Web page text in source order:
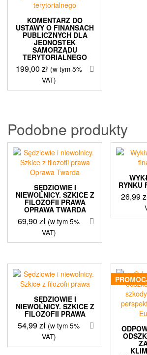
KOMENTARZ DO
USTAWY O FINANSACH
PUBLICZNYCH DLA
JEDNOSTEK
SAMORZĄDU
TERYTORIALNEGO
199,00 zł (w tym 5%
VAT)
Podobne produkty
SĘDZIOWIE I
NIEWOLNICY. SZKICE Z
FILOZOFII PRAWA
OPRAWA TWARDA
69,90zł (w tym 5%
VAT)
RYNKU
26,99
SĘDZIOWIE I
NIEWOLNICY. SZKICE Z
FILOZOFII PRAWA
54,99zł (w tym 5%
VAT)